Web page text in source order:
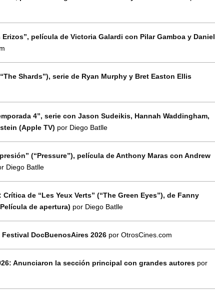
película de Victoria Galardi con Pilar Gamboa y Daniel
Shards”), serie de Ryan Murphy y Bret Easton Ellis
4”, serie con Jason Sudeikis, Hannah Waddingham,
(Apple TV) por Diego Batlle
(“Pressure”), película de Anthony Maras con Andrew
Diego Batlle
de “Les Yeux Verts” (“The Green Eyes”), de Fanny
de apertura) por Diego Batlle
DocBuenosAires 2026 por OtrosCines.com
Anunciaron la sección principal con grandes autores por